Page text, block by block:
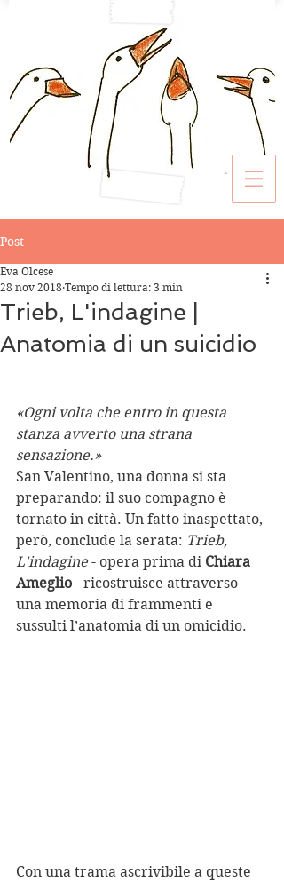
Post
Trieb, L'indagine |
Anatomia di un suicidio
Eva Olcese
28 nov 2018 Tempo di lettura: 3 min
«Ogni volta che entro in questa
stanza avverto una strana
sensazione.»
San Valentino, una donna si sta
preparando: il suo compagno è
tornato in città. Un fatto inaspettato,
però, conclude la serata: Trieb,
L'indagine - opera prima di Chiara
Ameglio - ricostruisce attraverso
una memoria di frammenti e
sussulti l’anatomia di un omicidio.
Con una trama ascrivibile a queste